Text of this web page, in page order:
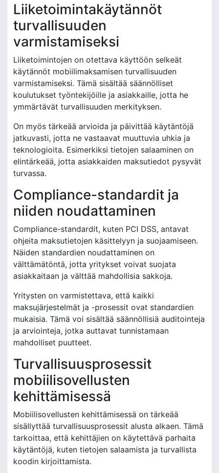
Liiketoimintakäytännöt
turvallisuuden
varmistamiseksi
Liiketoimintojen on otettava käyttöön selkeät
käytännöt mobiilimaksamisen turvallisuuden
varmistamiseksi. Tämä sisältää säännölliset
koulutukset työntekijöille ja asiakkaille, jotta he
ymmärtävät turvallisuuden merkityksen.
On myös tärkeää arvioida ja päivittää käytäntöjä
jatkuvasti, jotta ne vastaavat muuttuvia uhkia ja
teknologioita. Esimerkiksi tietojen salaaminen on
elintärkeää, jotta asiakkaiden maksutiedot pysyvät
turvassa.
Compliance-standardit ja
niiden noudattaminen
Compliance-standardit, kuten PCI DSS, antavat
ohjeita maksutietojen käsittelyyn ja suojaamiseen.
Näiden standardien noudattaminen on
välttämätöntä, jotta yritykset voivat suojata
asiakkaitaan ja välttää mahdollisia sakkoja.
Yritysten on varmistettava, että kaikki
maksujärjestelmät ja -prosessit ovat standardien
mukaisia. Tämä voi sisältää säännöllisiä auditointeja
ja arviointeja, jotka auttavat tunnistamaan
mahdolliset puutteet.
Turvallisuusprosessit
mobiilisovellusten
kehittämisessä
Mobiilisovellusten kehittämisessä on tärkeää
sisällyttää turvallisuusprosessit alusta alkaen. Tämä
tarkoittaa, että kehittäjien on käytettävä parhaita
käytäntöjä, kuten tietojen salaamista ja turvallista
koodin kirjoittamista.